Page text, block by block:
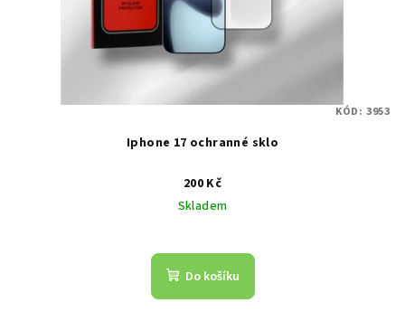
Iphone 17 ochranné sklo
200 Kč
Skladem
Do košíku
KÓD: 3953